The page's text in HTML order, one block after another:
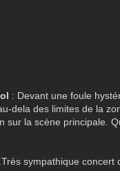
: Devant une foule
dela des limites de la
sur la scène principale.
.Très sympathique